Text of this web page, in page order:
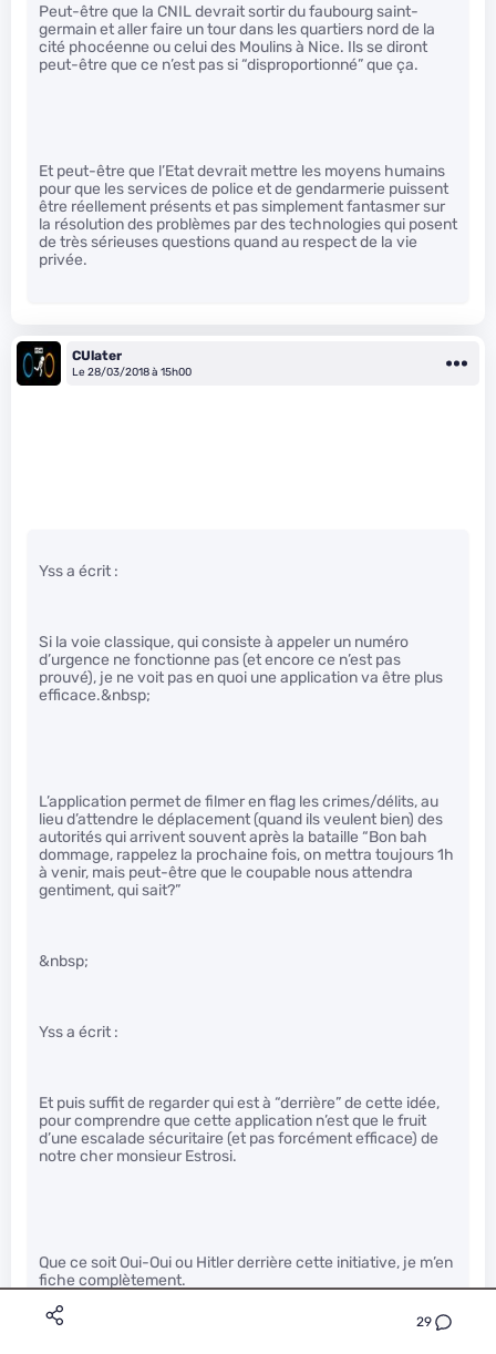
29
Peut-être que la CNIL devrait sortir du faubourg saint-
germain et aller faire un tour dans les quartiers nord de la
cité phocéenne ou celui des Moulins à Nice. Ils se diront
peut-être que ce n’est pas si “disproportionné” que ça.
Et peut-être que l’Etat devrait mettre les moyens humains
pour que les services de police et de gendarmerie puissent
être réellement présents et pas simplement fantasmer sur
la résolution des problèmes par des technologies qui posent
de très sérieuses questions quand au respect de la vie
privée.
CUlater
Le 28/03/2018 à 15h00
Yss a écrit :
Si la voie classique, qui consiste à appeler un numéro
d’urgence ne fonctionne pas (et encore ce n’est pas
prouvé), je ne voit pas en quoi une application va être plus
efficace.&nbsp;
L’application permet de filmer en flag les crimes/délits, au
lieu d’attendre le déplacement (quand ils veulent bien) des
autorités qui arrivent souvent après la bataille “Bon bah
dommage, rappelez la prochaine fois, on mettra toujours 1h
à venir, mais peut-être que le coupable nous attendra
gentiment, qui sait?”
&nbsp;
Yss a écrit :
Et puis suffit de regarder qui est à “derrière” de cette idée,
pour comprendre que cette application n’est que le fruit
d’une escalade sécuritaire (et pas forcément efficace) de
notre cher monsieur Estrosi.
Que ce soit Oui-Oui ou Hitler derrière cette initiative, je m’en
fiche complètement.